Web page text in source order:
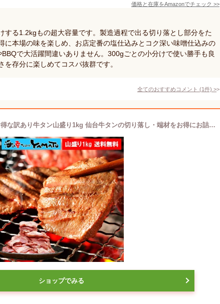
価格と在庫をAmazonでチェック >>
する1.2kgもの超大容量です。製造過程で出る切り落とし部分をた
に本場の味を楽しめ、お店定番の塩仕込みとコク深い味噌仕込みの
で大活躍間違いありません。300gごとの小分けで使い勝手も良
を存分に楽しめてコスパ抜群です。
全てのおすすめコメント (1件) >
ある時だけの限定入荷！超お得な訳あり牛タン山盛り1kg 仙台牛タンの切り落し・端材をお得にお詰めしました！
ショップでみる